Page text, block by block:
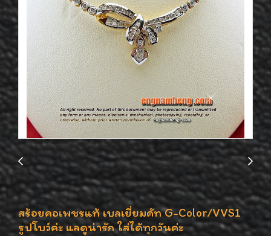
สร้อยคอเพชรแท้ เบลเยี่ยมคัท G-Color/VVS1
รูปโบว์ค่ะ แลดูน่ารัก ใส่ได้ทุกวันค่ะ